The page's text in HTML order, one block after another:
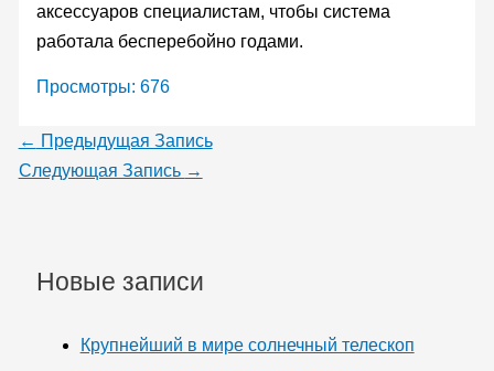
аксессуаров специалистам, чтобы система
работала бесперебойно годами.
Просмотры: 676
← Предыдущая Запись
Следующая Запись →
Новые записи
Крупнейший в мире солнечный телескоп